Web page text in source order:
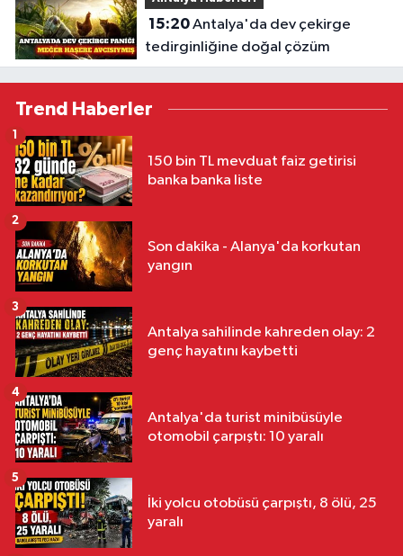
15:20Antalya'da dev çekirge
tedirginliğine doğal çözüm
Trend Haberler
150 bin TL mevduat faiz getirisi
banka banka liste
1
Son dakika - Alanya'da korkutan
yangın
2
Antalya sahilinde kahreden olay: 2
genç hayatını kaybetti
3
Antalya'da turist minibüsüyle
otomobil çarpıştı: 10 yaralı
4
İki yolcu otobüsü çarpıştı, 8 ölü, 25
yaralı
5